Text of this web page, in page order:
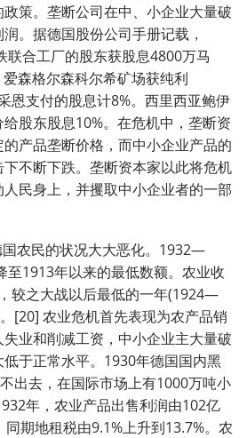
策。垄断公司在中、小企业大量破
。据德国股份公司手册记载，
联合工厂的股东获股息4800万马
森格尔森科尔希矿场获纯利
恩支付的股息计8%。西里西亚鲍伊
股东股息10%。在危机中，垄断资
产品垄断价格，而中小企业产品的
不断下跌。垄断资本家以此将危机
民身上，并攫取中小企业者的一部
农民的状况大大恶化。1932—
至1913年以来的最低数额。农业收
较之大战以后最低的一年(1924—
[20] 农业危机首先表现为农产品销
业和削减工资，中小企业主大量破
于正常水平。1930年德国国内黑
出去，在国际市场上有1000万吨小
年，农业产品出售利润由102亿
期地租税由9.1%上升到13.7%。农